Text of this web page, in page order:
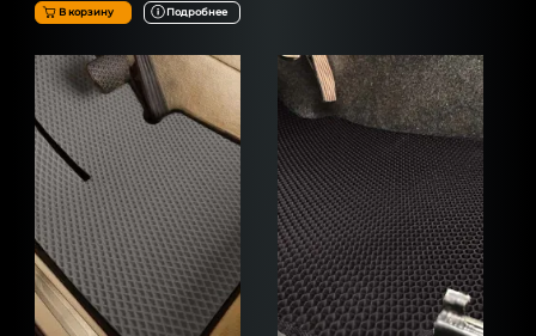
В корзину Подробнее